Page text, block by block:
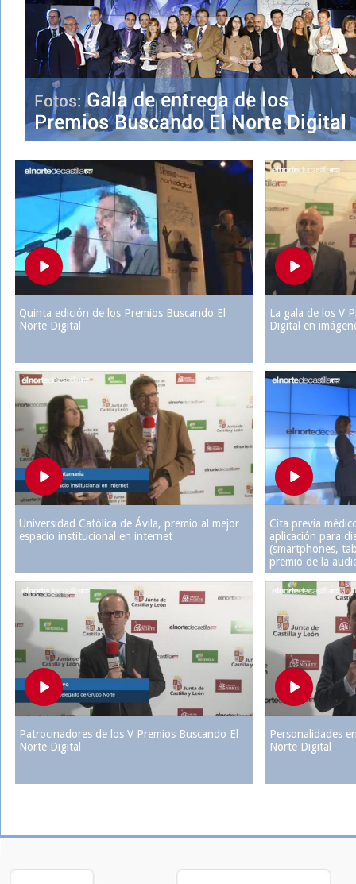
Play
Video
Quinta edición de los Premios Buscando El
Norte Digital
La gala de los V
Digital en
Play
Video
Universidad Católica de Ávila, premio al mejor
espacio institucional en internet
Cita previa
aplicación para
(smartphones,
premio de la
Play
Video
Patrocinadores de los V Premios Buscando El
Norte Digital
Personalidades
Norte Digital